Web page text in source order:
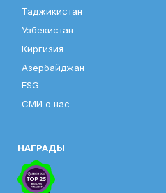
Азербайджан
Киргизия
Узбекистан
Таджикистан
СМИ о нас
ESG
НАГРАДЫ